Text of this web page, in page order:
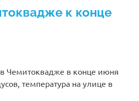
к конце
Чемитоквадже в конце июня
температура на улице в